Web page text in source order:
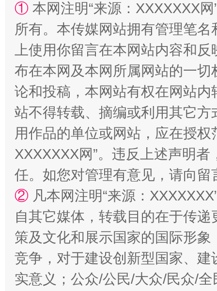
规模最大的光氢储一体化项目 走
镜头丨大暑三秋近 山西：
如何以同查同治破解风腐交织难题 养老服
① 本网注明“来源：XXXXXXX
所有。本传媒网站拥有管理笔
上使用你留言在本网站内容和
布在本网及本网所属网站的一
论和投稿，本网站有权在网站
站不得转载、摘编或利用其它
用作品的单位或网站，应在授
XXXXXXX网”。违反上述声明
任。如您对管理有意见，请向
② 凡本网注明“来源：
自其它媒体，转载目的在于传
策及文化和展示国家的国际形
竞争，对于建设创新型国家、
实意义；公众/公民/大众/民众/